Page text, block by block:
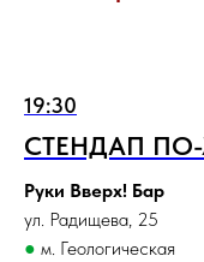
19:30
СТЕНДАП
Руки Вверх! Бар
ул. Радищева, 25
● м. Геологическая